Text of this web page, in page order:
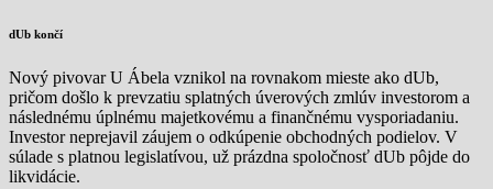
dUb končí
Nový pivovar U Ábela vznikol na rovnakom mieste ako dUb,
pričom došlo k prevzatiu splatných úverových zmlúv investorom a
následnému úplnému majetkovému a finančnému vysporiadaniu.
Investor neprejavil záujem o odkúpenie obchodných podielov. V
súlade s platnou legislatívou, už prázdna spoločnosť dUb pôjde do
likvidácie.